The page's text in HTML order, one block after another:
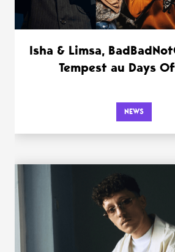
Isha & Limsa,
Tempest au Days
NEWS